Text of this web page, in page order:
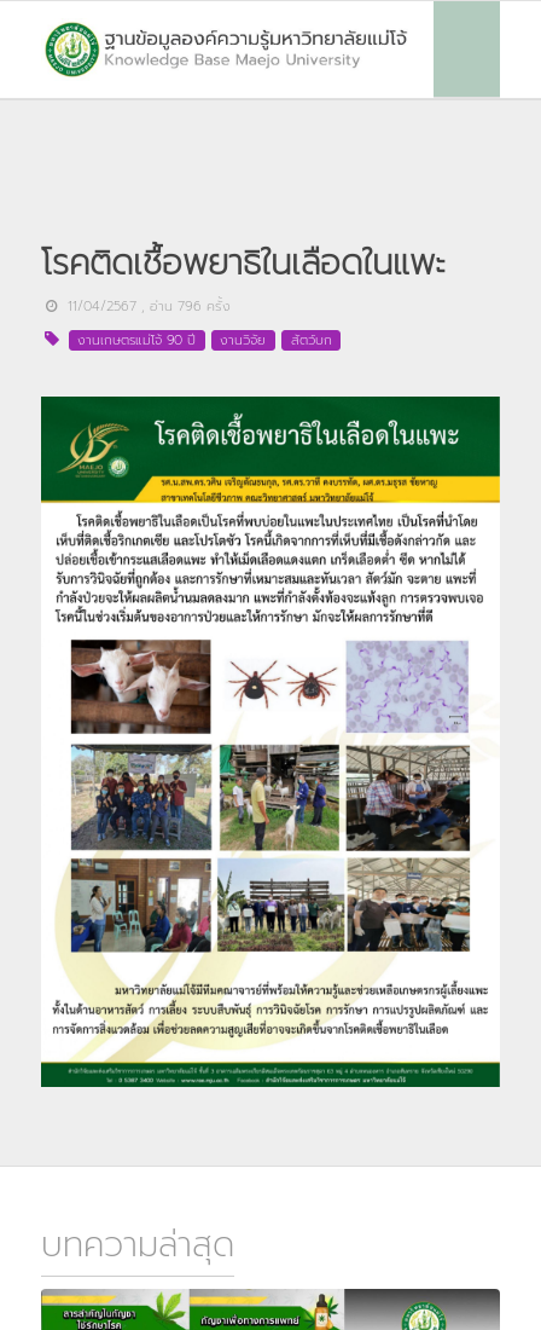
โรคติดเชื้อพยาธิในเลือดในแพะ
11/04/2567, อ่าน 796 ครั้ง
งานเกษตรแม่โจ้ 90 ปี
งานวิจัย สัตว์บก
บทความล่าสุด